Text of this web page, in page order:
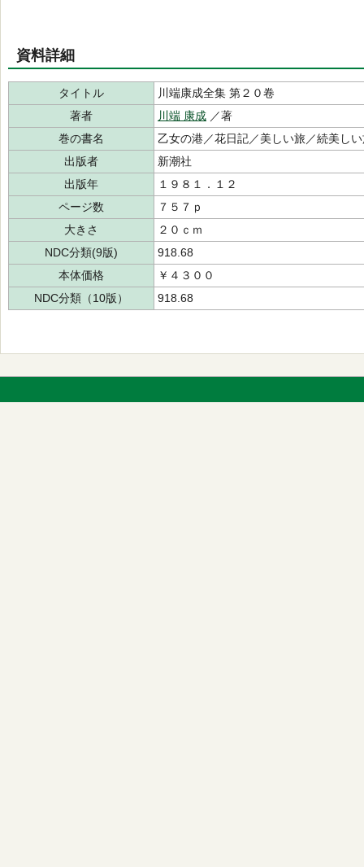
資料詳細
タイトル
川端康成全集 第２０卷
著者
川端 康成 ／著
巻の書名
乙女の港／花日記／美しい旅／続美し
出版者
新潮社
出版年
１９８１．１２
ページ数
７５７ｐ
大きさ
２０ｃｍ
NDC分類(9版)
918.68
本体価格
￥４３００
NDC分類（10版）
918.68